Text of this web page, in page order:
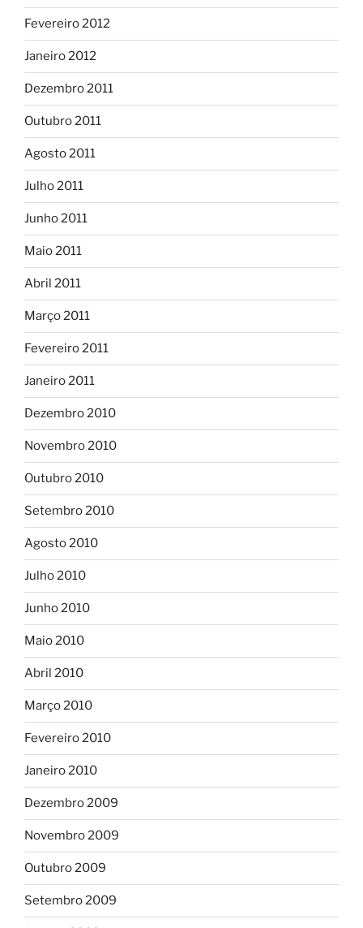
Fevereiro 2012
Janeiro 2012
Dezembro 2011
Outubro 2011
Agosto 2011
Julho 2011
Junho 2011
Maio 2011
Abril 2011
Março 2011
Fevereiro 2011
Janeiro 2011
Dezembro 2010
Novembro 2010
Outubro 2010
Setembro 2010
Agosto 2010
Julho 2010
Junho 2010
Maio 2010
Abril 2010
Março 2010
Fevereiro 2010
Janeiro 2010
Dezembro 2009
Novembro 2009
Outubro 2009
Setembro 2009